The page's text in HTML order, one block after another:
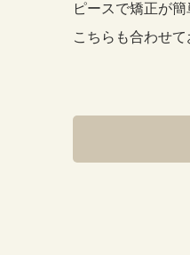
米国式根管治療/マイク
ピースで矯正が
こちらも合わせて